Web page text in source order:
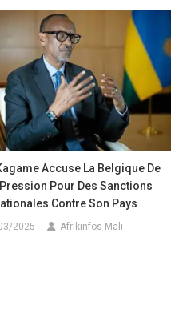
Accuse La Belgique De
Pour Des Sanctions
Contre Son Pays
2025 Afrikinfos-Mali